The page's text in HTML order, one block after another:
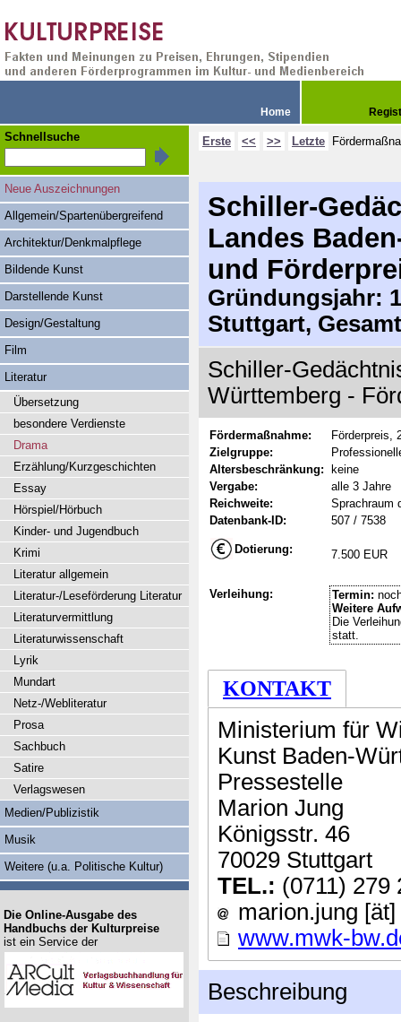
Home
Erste << >> Letzte
Schiller-
Landes
und
Gründungsjahr:
Stuttgart,
Schiller-
Württemberg -
Fördermaßnahme:
Förderpreis,
Zielgruppe:
Altersbeschränkung:
keine
Vergabe:
alle 3 Jahre
Reichweite:
Sprachraum
Datenbank-ID:
507 / 7538
Dotierung: 7.500 EUR
Verleihung: Termin:
Weitere
Die
statt.
KONTAKT
Ministerium für
Kunst Baden-
Pressestelle
Marion Jung
Königsstr. 46
70029 Stuttgart
TEL.: (0711) 279
marion.jung
www.mwk-
Beschreibung
Schnellsuche
Neue Auszeichnungen
Allgemein/Spartenübergreifend
Architektur/Denkmalpflege
Bildende Kunst
Darstellende Kunst
Design/Gestaltung
Film
Literatur
Übersetzung
besondere Verdienste
Drama
Erzählung/Kurzgeschichten
Essay
Hörspiel/Hörbuch
Kinder- und Jugendbuch
Krimi
Literatur allgemein
Literatur-/Leseförderung Literatur
Literaturvermittlung
Literaturwissenschaft
Lyrik
Mundart
Netz-/Webliteratur
Prosa
Sachbuch
Satire
Verlagswesen
Medien/Publizistik
Musik
Weitere (u.a. Politische Kultur)
Die Online-Ausgabe des
Handbuchs der Kulturpreise
ist ein Service der